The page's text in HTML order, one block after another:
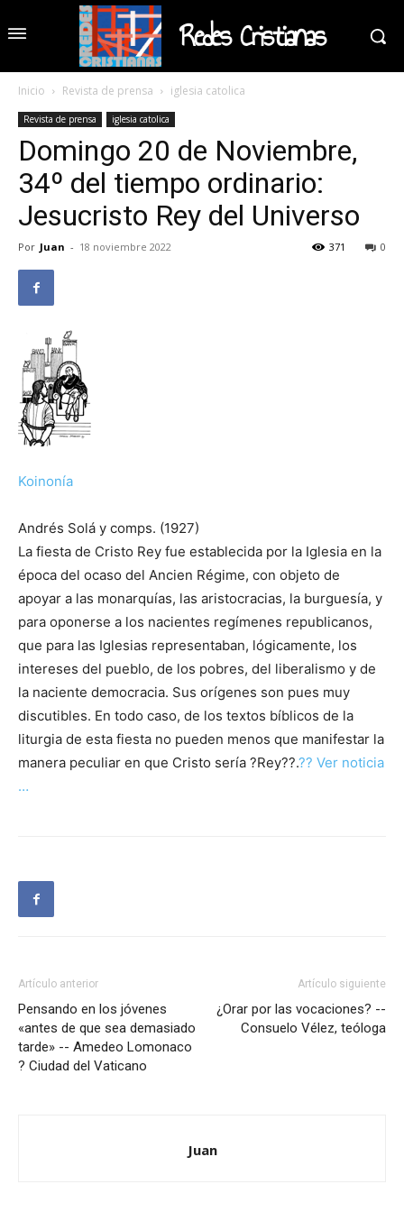
Redes Cristianas
Inicio Revista de prensa iglesia catolica
Revista de prensa iglesia catolica
Domingo 20 de Noviembre,
34º del tiempo ordinario:
Jesucristo Rey del Universo
Por Juan - 18 noviembre 2022 0
371
Koinonía
Andrés Solá y comps. (1927)
La fiesta de Cristo Rey fue establecida por la Iglesia en la
época del ocaso del Ancien Régime, con objeto de
apoyar a las monarquías, las aristocracias, la burguesía, y
para oponerse a los nacientes regímenes republicanos,
que para las Iglesias representaban, lógicamente, los
intereses del pueblo, de los pobres, del liberalismo y de
la naciente democracia. Sus orígenes son pues muy
discutibles. En todo caso, de los textos bíblicos de la
liturgia de esta fiesta no pueden menos que manifestar la
manera peculiar en que Cristo sería ?Rey??.?? Ver noticia
…
Artículo anterior
Pensando en los jóvenes
«antes de que sea demasiado
tarde» -- Amedeo Lomonaco
? Ciudad del Vaticano
Artículo siguiente
¿Orar por las vocaciones? --
Consuelo Vélez, teóloga
Juan